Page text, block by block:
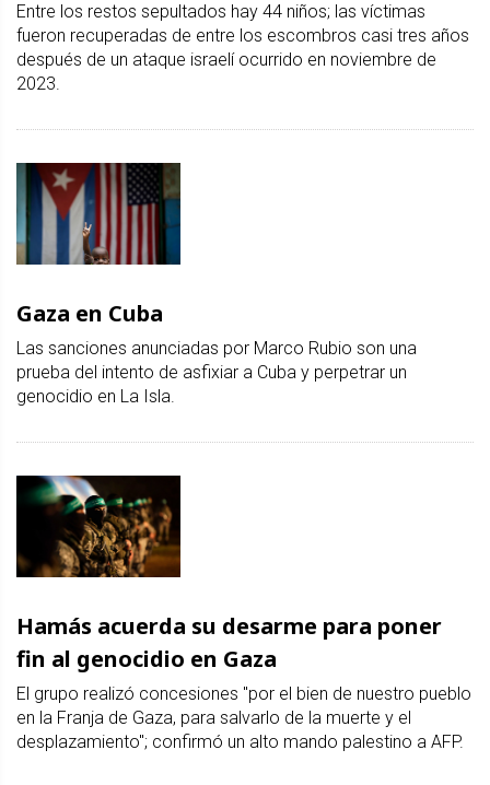
Entre los restos sepultados hay 44 niños; las víctimas
fueron recuperadas de entre los escombros casi tres años
después de un ataque israelí ocurrido en noviembre de
2023.
Gaza en Cuba
Las sanciones anunciadas por Marco Rubio son una
prueba del intento de asfixiar a Cuba y perpetrar un
genocidio en La Isla.
Hamás acuerda su desarme para poner
fin al genocidio en Gaza
El grupo realizó concesiones "por el bien de nuestro pueblo
en la Franja de Gaza, para salvarlo de la muerte y el
desplazamiento"; confirmó un alto mando palestino a AFP.